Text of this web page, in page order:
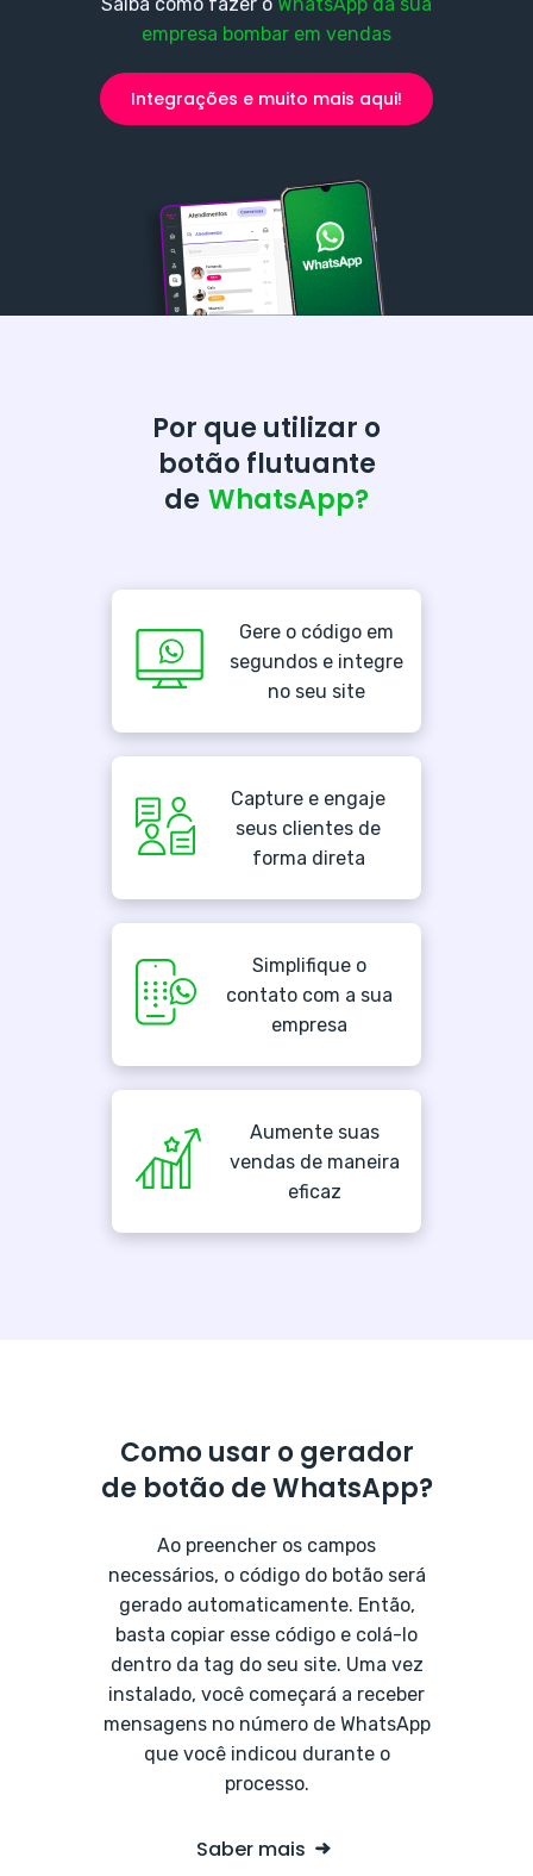
empresa bombar em vendas
Integrações e muito mais aqui!
Por que utilizar o
botão flutuante
de WhatsApp?
Gere o código em
segundos e integre
no seu site
Capture e engaje
seus clientes de
forma direta
Simplifique o
contato com a sua
empresa
Aumente suas
vendas de maneira
eficaz
Como usar o gerador
de botão de WhatsApp?
Ao preencher os campos
necessários, o código do botão será
gerado automaticamente. Então,
basta copiar esse código e colá-lo
dentro da tag do seu site. Uma vez
instalado, você começará a receber
mensagens no número de WhatsApp
que você indicou durante o
processo.
Saber mais